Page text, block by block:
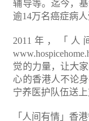
辅导等。迄今，
逾14万名癌症病
2011年，「
觉的力量，让大
心的香港人不论
宁养医护队伍送上
「人间有情」香